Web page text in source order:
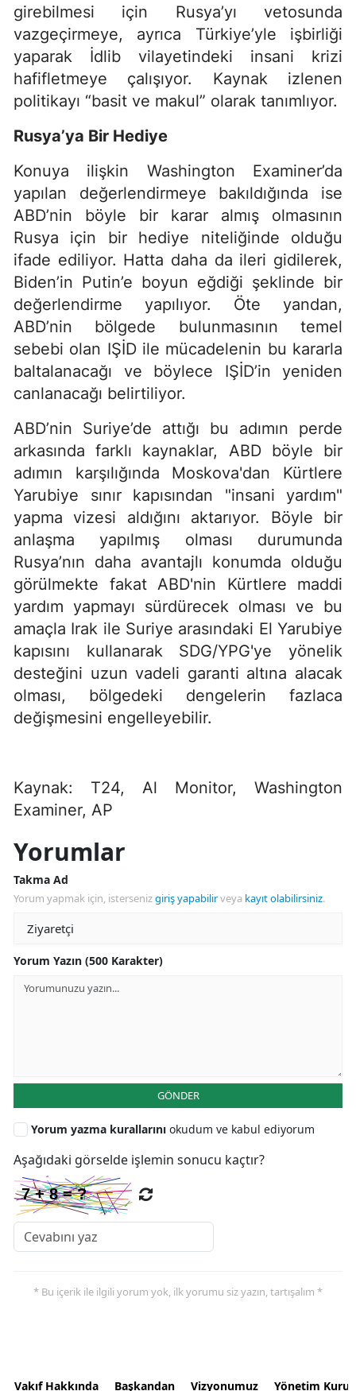
girebilmesi için Rusya’yı vetosunda
vazgeçirmeye, ayrıca Türkiye’yle işbirliği
yaparak İdlib vilayetindeki insani krizi
hafifletmeye çalışıyor. Kaynak izlenen
politikayı “basit ve makul” olarak tanımlıyor.
Rusya’ya Bir Hediye
Konuya ilişkin Washington Examiner’da
yapılan değerlendirmeye bakıldığında ise
ABD’nin böyle bir karar almış olmasının
Rusya için bir hediye niteliğinde olduğu
ifade ediliyor. Hatta daha da ileri gidilerek,
Biden’in Putin’e boyun eğdiği şeklinde bir
değerlendirme yapılıyor. Öte yandan,
ABD’nin bölgede bulunmasının temel
sebebi olan IŞİD ile mücadelenin bu kararla
baltalanacağı ve böylece IŞİD’in yeniden
canlanacağı belirtiliyor.
ABD’nin Suriye’de attığı bu adımın perde
arkasında farklı kaynaklar, ABD böyle bir
adımın karşılığında Moskova'dan Kürtlere
Yarubiye sınır kapısından "insani yardım"
yapma vizesi aldığını aktarıyor. Böyle bir
anlaşma yapılmış olması durumunda
Rusya’nın daha avantajlı konumda olduğu
görülmekte fakat ABD'nin Kürtlere maddi
yardım yapmayı sürdürecek olması ve bu
amaçla Irak ile Suriye arasındaki El Yarubiye
kapısını kullanarak SDG/YPG'ye yönelik
desteğini uzun vadeli garanti altına alacak
olması, bölgedeki dengelerin fazlaca
değişmesini engelleyebilir.
Kaynak: T24, Al Monitor, Washington
Examiner, AP
Yorumlar
Takma Ad
Yorum yapmak için, istersenizgiriş yapabilirveya kayıt olabilirsiniz.
Yorum Yazın (500 Karakter)
GÖNDER
Yorum yazma kurallarını okudum ve kabul ediyorum
Aşağıdaki görselde işlemin sonucu kaçtır?
* Bu içerik ile ilgili yorum yok, ilk yorumu siz yazın, tartışalım *
Vakıf Hakkında Başkandan Vizyonumuz Yönetim